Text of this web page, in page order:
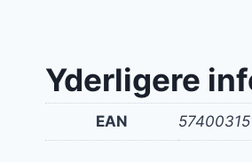
Yderligere
EAN